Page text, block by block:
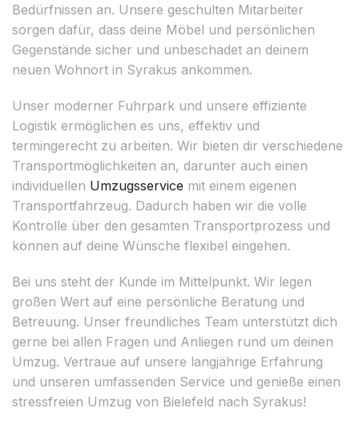
Bedürfnissen an. Unsere geschulten Mitarbeiter
sorgen dafür, dass deine Möbel und persönlichen
Gegenstände sicher und unbeschadet an deinem
neuen Wohnort in Syrakus ankommen.
Unser moderner Fuhrpark und unsere effiziente
Logistik ermöglichen es uns, effektiv und
termingerecht zu arbeiten. Wir bieten dir verschiedene
Transportmöglichkeiten an, darunter auch einen
individuellen Umzugsservice mit einem eigenen
Transportfahrzeug. Dadurch haben wir die volle
Kontrolle über den gesamten Transportprozess und
können auf deine Wünsche flexibel eingehen.
Bei uns steht der Kunde im Mittelpunkt. Wir legen
großen Wert auf eine persönliche Beratung und
Betreuung. Unser freundliches Team unterstützt dich
gerne bei allen Fragen und Anliegen rund um deinen
Umzug. Vertraue auf unsere langjährige Erfahrung
und unseren umfassenden Service und genieße einen
stressfreien Umzug von Bielefeld nach Syrakus!